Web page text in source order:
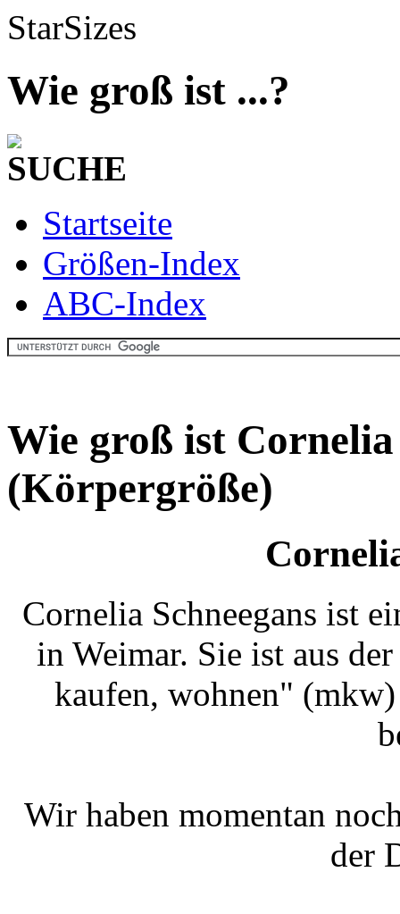
StarSizes
Wie groß ist ...?
SUCHE
Startseite
Größen-Index
ABC-Index
Wie groß ist Cornelia
(Körpergröße)
Cornelia Schneegans ist
in Weimar. Sie ist aus
kaufen, wohnen"
Wir haben momentan
der